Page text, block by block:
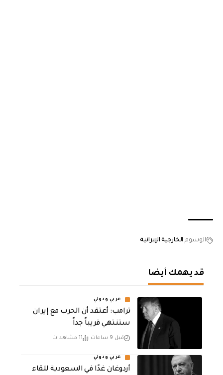
الوسوم الخارجية الإيرانية
قد يهمك أيضا
عربي ودولي
‏ترامب: أعتقد أن الحرب مع إيران
ستنتهي قريباً جداً
قبل 9 ساعات 11 مشاهدات
عربي ودولي
أردوغان غدًا في السعودية للقاء